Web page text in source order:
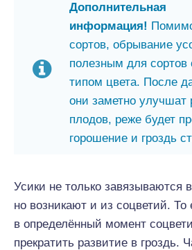
Дополнительная
информация!
сортов, обрывание
полезным для сортов
типом цвета. После
они заметно улучшат
плодов, реже будет
горошение и гроздь
Усики не только завязываются
но возникают и из соцветий. То
в определённый момент
прекратить развитие в гроздь.